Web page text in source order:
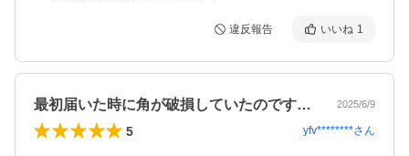
違反報告 いいね 1
最初届いた時に角が破損していたのですが… 2025/6/9
5 yfv********さん